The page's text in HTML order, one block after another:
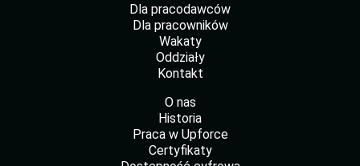
Dla pracodawców
Dla pracowników
Wakaty
Oddziały
Kontakt
O nas
Historia
Praca w Upforce
Certyfikaty